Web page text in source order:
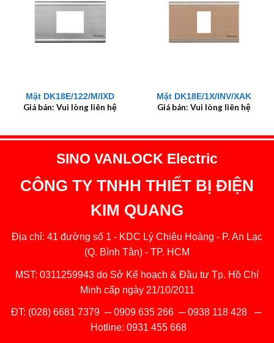
Mặt DK18E/122/M/IXD
Giá bán: Vui lòng liên hệ
Mặt DK18E/1X/INV/XAK
Giá bán: Vui lòng liên hệ
SINO VANLOCK Electric
CÔNG TY TNHH THIẾT BỊ ĐIỆN
KIM QUANG
Địa chỉ: 41 đường số 1 - KDC Lý Chiêu Hoàng - P. An Lạc
(Q. Bình Tân) - TP. HCM
MST: 0311259943 do Sở Kế hoạch & Đầu tư Tp. Hồ Chí
Minh cấp ngày 21/10/2011
ĐT: (028) 6681 7379 ─0909 635 266─0938 118 428─
Hotline: 0931 455 668